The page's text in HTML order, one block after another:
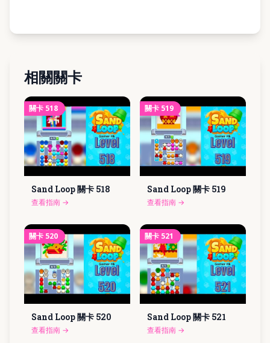
相關關卡
關卡 518
Sand Loop 關卡 518
查看指南 →
關卡 519
Sand Loop 關卡 519
查看指南 →
關卡 520
Sand Loop 關卡 520
查看指南 →
關卡 521
Sand Loop 關卡 521
查看指南 →